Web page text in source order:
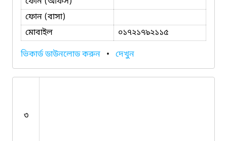
ফোন (বাসা)
মোবাইল
০১৭২১৭৯২১১৫
ভিকার্ড ডাউনলোড করুন • দেখুন
৩